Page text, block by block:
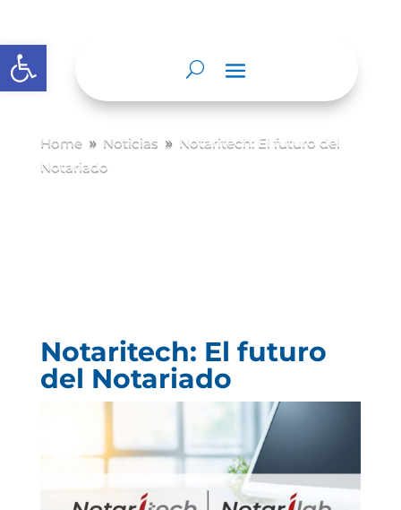
Abrir barra de herramientas
Home 9 Noticias 9 Notaritech: El futuro del
Notariado
Notaritech: El futuro
del Notariado